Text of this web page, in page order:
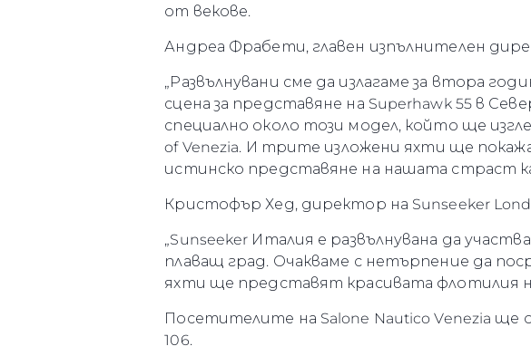
от векове.
Андреа Фрабети, главен изпълнителен
„Развълнувани сме да излагаме за втора
сцена за представяне на Superhawk 55 в
специално около този модел, който ще
of Venezia. И трите изложени яхти ще
истинско представяне на нашата страст
Кристофър Хед, директор на Sunseeker
„Sunseeker Италия е развълнувана да
плаващ град. Очакваме с нетърпение да
яхти ще представят красивата флотилия
Посетителите на Salone Nautico Venezia ще
106.